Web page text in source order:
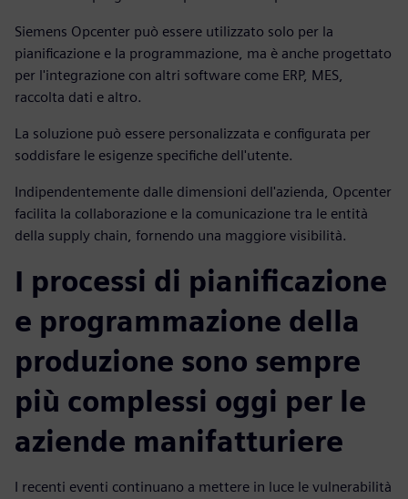
Siemens Opcenter può essere utilizzato solo per la
pianificazione e la programmazione, ma è anche progettato
per l'integrazione con altri software come ERP, MES,
raccolta dati e altro.
La soluzione può essere personalizzata e configurata per
soddisfare le esigenze specifiche dell'utente.
Indipendentemente dalle dimensioni dell'azienda, Opcenter
facilita la collaborazione e la comunicazione tra le entità
della supply chain, fornendo una maggiore visibilità.
I processi di pianificazione
e programmazione della
produzione sono sempre
più complessi oggi per le
aziende manifatturiere
I recenti eventi continuano a mettere in luce le vulnerabilità